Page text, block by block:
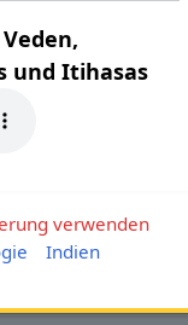
und Itihasas
verwenden
Indien